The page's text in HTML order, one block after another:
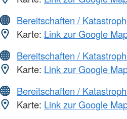
Bereitschaften /
Karte: Link zur Google
Bereitschaften /
Karte: Link zur Google
Bereitschaften /
Karte: Link zur Google